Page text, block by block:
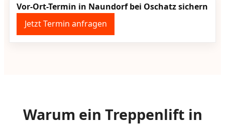
Vor-Ort-Termin in Naundorf bei Oschatz sichern
Jetzt Termin anfragen
Warum ein Treppenlift in